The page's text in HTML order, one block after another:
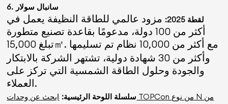
6. سانبال سولار
لقطة 2025:
مزود عالمي للطاقة النظيفة يعمل في
أكثر من 100 دولة، مدعومًا بقاعدة تصنيع متطورة
تبلغ 15,000㎡. مع أكثر من 10,000 نظام تم تسليمها
وأكثر من 30 شهادة دولية، تشتهر الشركة بالابتكار
والجودة وحلول الطاقة الشمسية التي تركز على
العملاء.
سلسلة اللوحة الرئيسية: ابحث عن وحدات TOPCon من نوع N من